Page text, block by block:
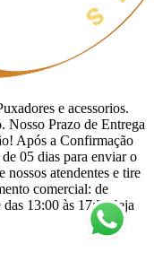
e acessorios.
Nosso Prazo de Entrega
Após a Confirmação
05 dias para enviar o
atendentes e tire
comercial: de
13:00 às 17:30Seja